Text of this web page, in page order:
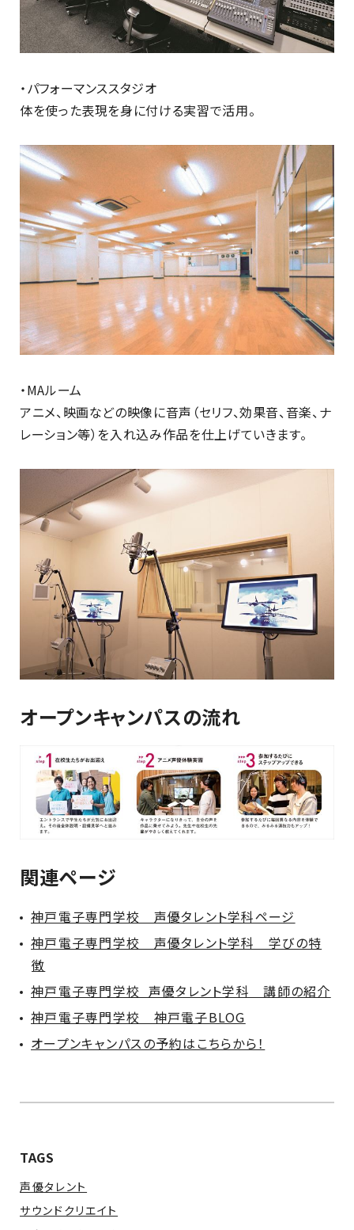
・パフォーマンススタジオ
体を使った表現を身に付ける実習で活用。
・MAルーム
アニメ、映画などの映像に音声（セリフ、効果音、音楽、ナ
レーション等）を入れ込み作品を仕上げていきます。
オープンキャンパスの流れ
関連ページ
神戸電子専門学校 声優タレント学科ページ
神戸電子専門学校 声優タレント学科 学びの特
徴
神戸電子専門学校 声優タレント学科 講師の紹介
神戸電子専門学校 神戸電子BLOG
オープンキャンパスの予約はこちらから！
TAGS
声優タレント
サウンドクリエイト